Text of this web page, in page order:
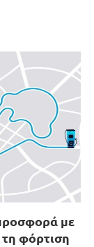
με
φόρτιση